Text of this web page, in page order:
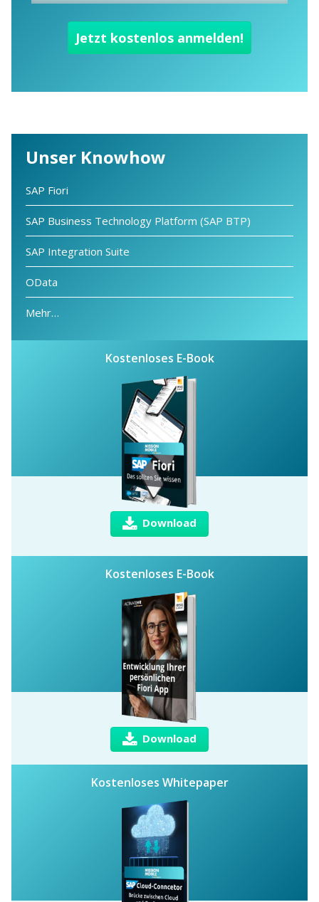
Unser Knowhow
SAP Fiori
SAP Business Technology Platform (SAP BTP)
SAP Integration Suite
OData
Mehr…
Kostenloses E-Book
Download
Kostenloses E-Book
Download
Kostenloses Whitepaper